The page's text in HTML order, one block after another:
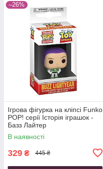
–26%
Ігрова фігурка на кліпсі Funko
POP! серії Історія іграшок -
Базз Лайтер
В наявності
329 ₴ 445 ₴